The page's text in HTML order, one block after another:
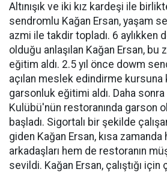
Altınışık ve iki kız kardeşi ile
sendromlu Kağan Ersan, yaşam
azmi ile takdir topladı. 6 aylıkken
olduğu anlaşılan Kağan Ersan, bu
eğitim aldı. 2.5 yıl önce dowm
açılan meslek edindirme kursuna
garsonluk eğitimi aldı. Daha
Kulübü'nün restoranında garson
başladı. Sigortalı bir şekilde
giden Kağan Ersan, kısa zamanda
arkadaşları hem de restoranın
sevildi. Kağan Ersan, çalıştığı